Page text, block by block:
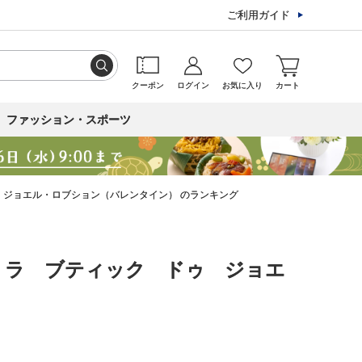
ご利用ガイド
クーポン ログイン お気に入り カート
ファッション・スポーツ
エル・ロブション（バレンタイン） のランキング
｜ラ ブティック ドゥ ジョエ